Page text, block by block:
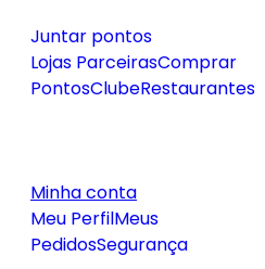
Juntar pontos
Lojas ParceirasComprar
PontosClubeRestaurantes
Minha conta
Meu PerfilMeus
PedidosSegurança